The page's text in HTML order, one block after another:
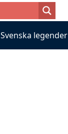
Svenska legender